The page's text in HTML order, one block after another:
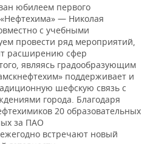
юбилеем первого
— Николая
с учебными
провести ряд мероприятий,
расширению сфер
являясь градообразующим
поддерживает и
шефскую связь с
города. Благодаря
20 образовательных
за ПАО
встречают новый